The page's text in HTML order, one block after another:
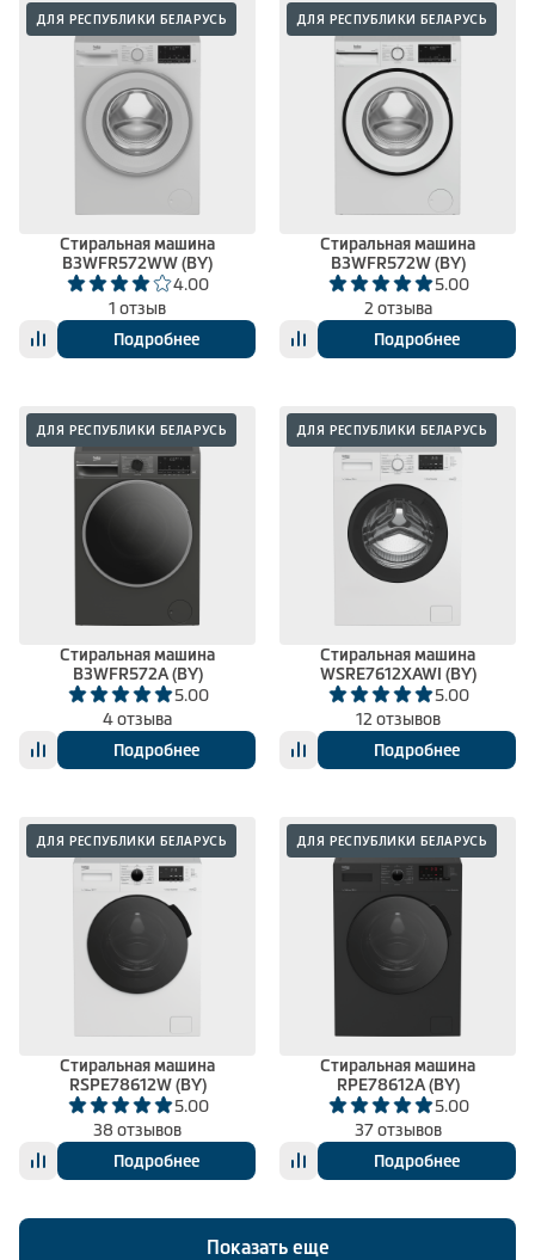
ДЛЯ РЕСПУБЛИКИ БЕЛАРУСЬ
Стиральная машина
B3WFR572WW (BY)
4.00
1 отзыв
Подробнее
ДЛЯ РЕСПУБЛИКИ БЕЛАРУСЬ
Стиральная машина
B3WFR572W (BY)
5.00
2 отзыва
Подробнее
ДЛЯ РЕСПУБЛИКИ БЕЛАРУСЬ
Стиральная машина
B3WFR572A (BY)
5.00
4 отзыва
Подробнее
ДЛЯ РЕСПУБЛИКИ БЕЛАРУСЬ
Стиральная машина
WSRE7612XAWI (BY)
5.00
12 отзывов
Подробнее
ДЛЯ РЕСПУБЛИКИ БЕЛАРУСЬ
Стиральная машина
RSPE78612W (BY)
5.00
38 отзывов
Подробнее
ДЛЯ РЕСПУБЛИКИ БЕЛАРУСЬ
Стиральная машина
RPE78612A (BY)
5.00
37 отзывов
Подробнее
Показать еще